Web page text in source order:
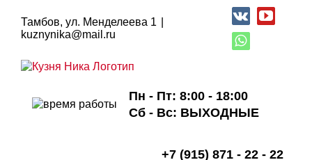
content
Тамбов, ул. Менделеева 1
kuznynika@mail.ru
Vk
WhatsApp
Пн - Пт: 8:00 - 18:00
Сб - Вс: ВЫХОДНЫЕ
+7 (915) 871 - 22 - 22